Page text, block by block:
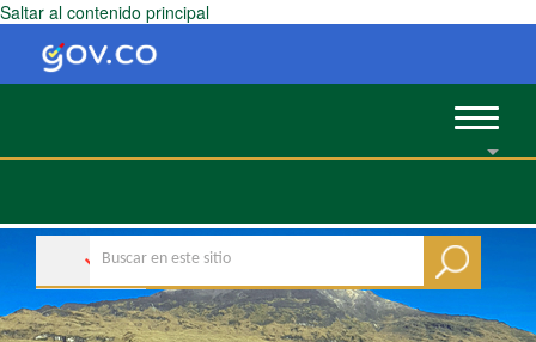
Saltar al contenido principal
Toggle